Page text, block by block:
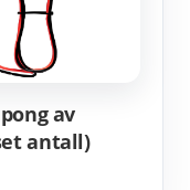
av
antall)